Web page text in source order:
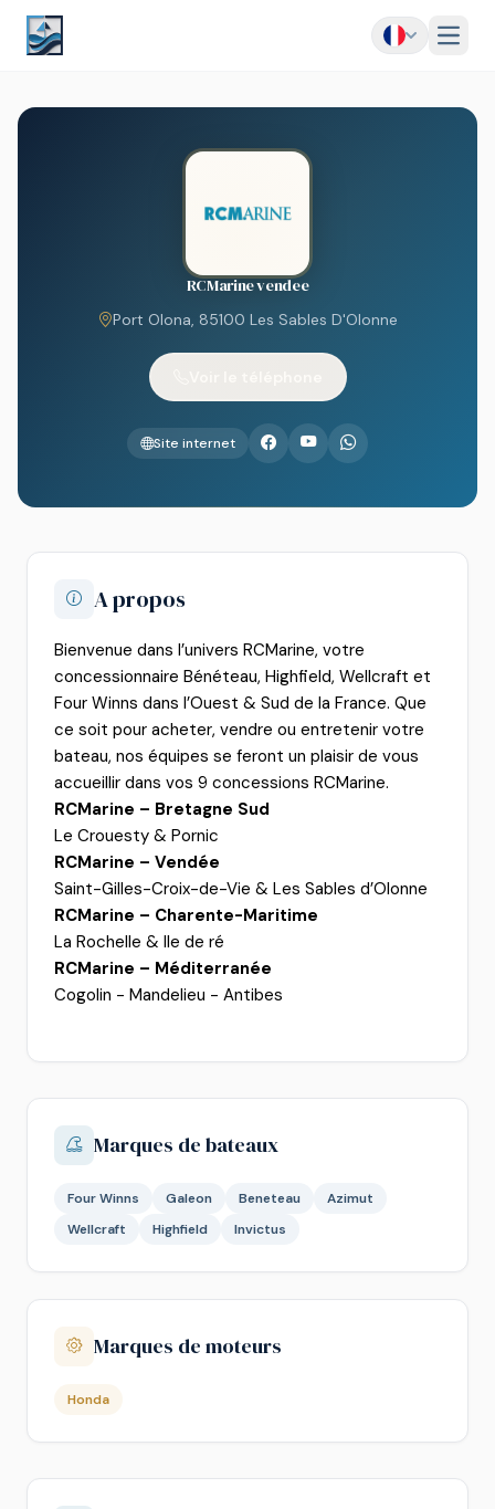
Menu
RCMarine vendee
Port Olona, 85100 Les Sables D'Olonne
Site internet
A propos
Bienvenue dans l’univers RCMarine, votre
concessionnaire Bénéteau, Highfield, Wellcraft et
Four Winns dans l’Ouest & Sud de la France. Que
ce soit pour acheter, vendre ou entretenir votre
bateau, nos équipes se feront un plaisir de vous
accueillir dans vos 9 concessions RCMarine.
RCMarine – Bretagne Sud
Le Crouesty & Pornic
RCMarine – Vendée
Saint-Gilles-Croix-de-Vie & Les Sables d’Olonne
RCMarine – Charente-Maritime
La Rochelle & Ile de ré
RCMarine – Méditerranée
Cogolin - Mandelieu - Antibes
Marques de bateaux
Four Winns Galeon Beneteau
Azimut
Wellcraft
Highfield Invictus
Marques de moteurs
Honda